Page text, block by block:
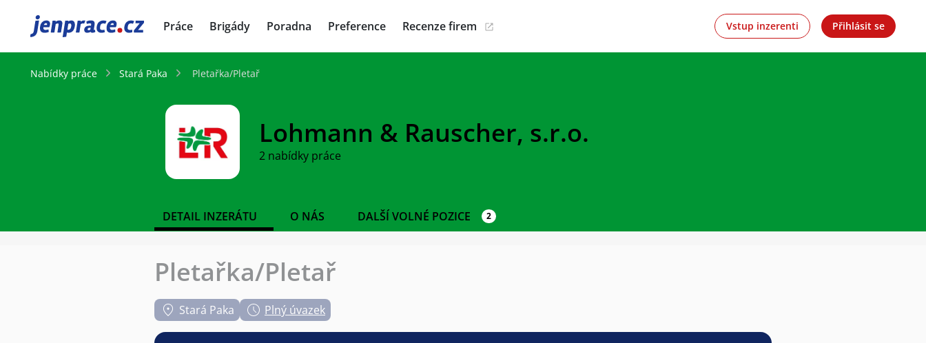
JenPráce.cz Práce Brigády Poradna Preference Recenze firem Vstup inzerenti Přihlásit se
Nabídky práce Stará Paka Pletařka/Pletař
Lohmann & Rauscher, s.r.o.
2 nabídky práce
DETAIL INZERÁTU O NÁS DALŠÍ VOLNÉ POZICE 2
Pletařka/Pletař
Stará Paka Plný úvazek